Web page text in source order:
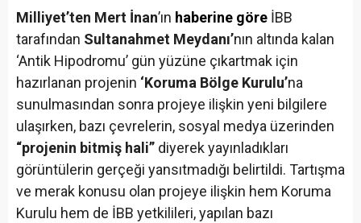
Milliyet’ten Mert İnan’ın haberine göre İBB
tarafından Sultanahmet Meydanı’nın altında kalan
‘Antik Hipodromu’ gün yüzüne çıkartmak için
hazırlanan projenin ‘Koruma Bölge Kurulu’na
sunulmasından sonra projeye ilişkin yeni bilgilere
ulaşırken, bazı çevrelerin, sosyal medya üzerinden
“projenin bitmiş hali” diyerek yayınladıkları
görüntülerin gerçeği yansıtmadığı belirtildi. Tartışma
ve merak konusu olan projeye ilişkin hem Koruma
Kurulu hem de İBB yetkilileri, yapılan bazı